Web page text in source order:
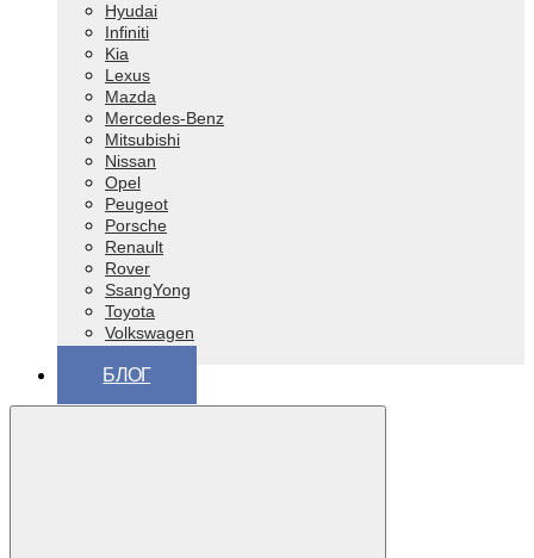
Hyudai
Infiniti
Kia
Lexus
Mazda
Mercedes-Benz
Mitsubishi
Nissan
Opel
Peugeot
Porsche
Renault
Rover
SsangYong
Toyota
Volkswagen
БЛОГ